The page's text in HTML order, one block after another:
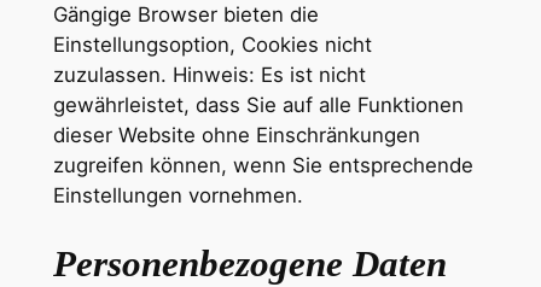
Gängige Browser bieten die
Einstellungsoption, Cookies nicht
zuzulassen. Hinweis: Es ist nicht
gewährleistet, dass Sie auf alle Funktionen
dieser Website ohne Einschränkungen
zugreifen können, wenn Sie entsprechende
Einstellungen vornehmen.
Personenbezogene Daten